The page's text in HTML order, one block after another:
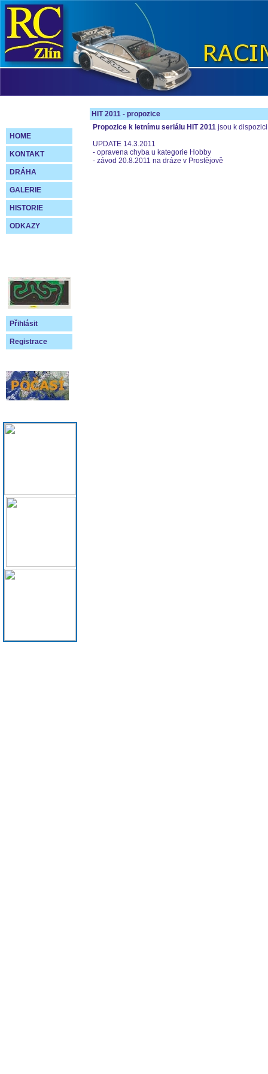
HOME
KONTAKT
DRÁHA
GALERIE
HISTORIE
ODKAZY
Přihlásit
Registrace
HIT 2011 - propozice
Propozice k letnímu seriálu HIT 2011 jsou k
UPDATE 14.3.2011
- opravena chyba u kategorie Hobby
- závod 20.8.2011 na dráze v Prostějově